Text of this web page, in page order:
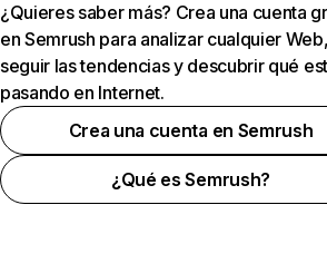
¿Quieres saber más? Crea una cuenta
en Semrush para analizar cualquier
seguir las tendencias y descubrir qué
pasando en Internet.
Crea una cuenta en Semrush
¿Qué es Semrush?